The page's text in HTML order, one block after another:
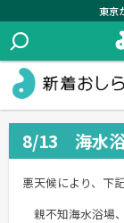
東京
8/13 海水浴
悪天候により、下
親不知海水浴場